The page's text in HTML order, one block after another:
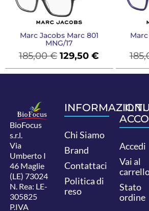
Marc Jacobs Marc 801
MNG/17
185,00€ 129,50€
BioFocus
s.r.l.
Via
Umberto I
46 Maglie
(LE) 73024
N. Rea: LE-
305825
P.IVA
INFORMAZIONI
Chi Siamo
Brand
Contattaci
Politica di
reso
IL
Accedi
Vai al
Stato
ordine